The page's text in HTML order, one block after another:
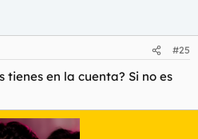
#25
tienes en la cuenta? Si no es